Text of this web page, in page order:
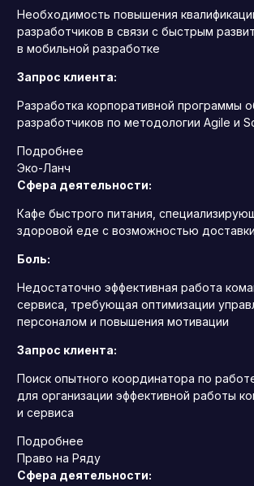
Необходимость повышения
разработчиков в связи с быстрым
в мобильной разработке
Запрос клиента:
Разработка корпоративной программы
разработчиков по методологии Agile и
Подробнее
Эко-Ланч
Сфера деятельности:
Кафе быстрого питания,
здоровой еде с возможностью доставки
Боль:
Недостаточно эффективная работа
сервиса, требующая оптимизации
персоналом и повышения мотивации
Запрос клиента:
Поиск опытного координатора по
для организации эффективной работы
и сервиса
Подробнее
Право на Ряду
Сфера деятельности: